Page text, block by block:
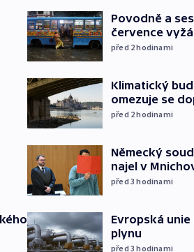
Povodně a
července
před 2hodinami
Klimatický
omezuje se
před 2hodinami
Německý
najel v
před 3hodinami
Evropská
plynu
před 3hodinami